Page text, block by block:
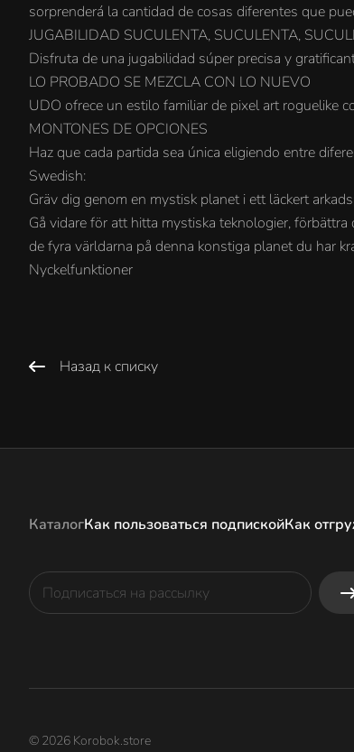
sorprenderá la cantidad de cosas diferentes que
JUGABILIDAD SUCULENTA, SUCULENTA,
Disfruta de una jugabilidad súper precisa y
LO PROBADO SE MEZCLA CON LO NUEVO
UDO ofrece un estilo familiar de pixel art roguelike
MONTONES DE OPCIONES
Haz que cada partida sea única eligiendo entre
Swedish:
Gräv dig genom en mystisk planet i ett läckert
Gå vidare för att hitta mystiska teknologier,
de fyra världarna på denna konstiga planet du har
Nyckelfunktioner
Назад к списку
КаталогКак пользоваться подпискойКак
© 2026 Korobok.store